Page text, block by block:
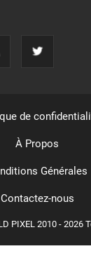
PIXEL 2010 - 2026
de
À Propos
Générales
Contactez-nous